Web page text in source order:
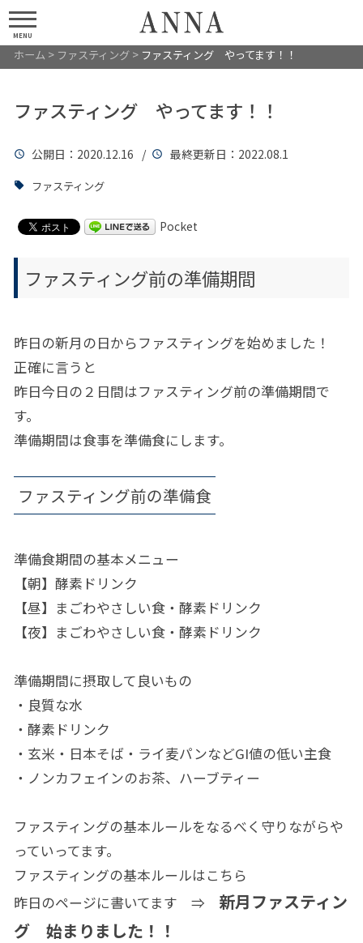
MENU
ホーム > ファスティング> ファスティング やってます！！
ファスティング やってます！！
公開日 ：2020.12.16 / 最終更新日 ：2022.08.1
ファスティング
Pocket
ファスティング前の準備期間
昨日の新月の日からファスティングを始めました！
正確に言うと
昨日今日の２日間はファスティング前の準備期間で
す。
準備期間は食事を準備食にします。
ファスティング前の準備食
準備食期間の基本メニュー
【朝】酵素ドリンク
【昼】まごわやさしい食・酵素ドリンク
【夜】まごわやさしい食・酵素ドリンク
準備期間に摂取して良いもの
・良質な水
・酵素ドリンク
・玄米・日本そば・ライ麦パンなどGI値の低い主食
・ノンカフェインのお茶、ハーブティー
ファスティングの基本ルールをなるべく守りながらや
っていってます。
ファスティングの基本ルールはこちら
昨日のページに書いてます ⇒ 新月ファスティン
グ 始まりました！！